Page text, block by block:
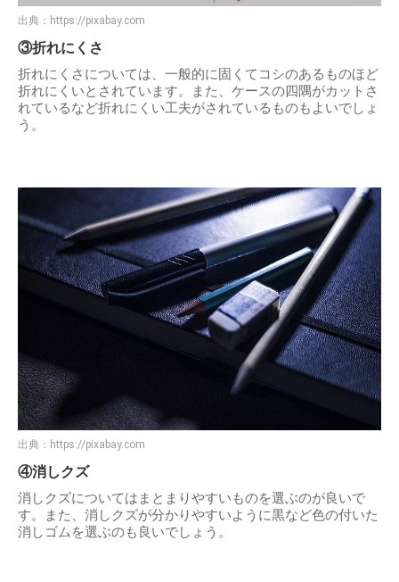
出典： https://pixabay.com
③折れにくさ
折れにくさについては、一般的に固くてコシのあるものほど
折れにくいとされています。また、ケースの四隅がカットさ
れているなど折れにくい工夫がされているものもよいでしょ
う。
出典： https://pixabay.com
④消しクズ
消しクズについてはまとまりやすいものを選ぶのが良いで
す。また、消しクズが分かりやすいように黒など色の付いた
消しゴムを選ぶのも良いでしょう。